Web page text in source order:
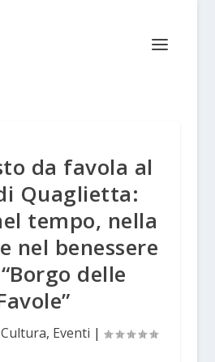
da favola al
Quaglietta:
tempo, nella
nel benessere
delle
Cultura, Eventi |